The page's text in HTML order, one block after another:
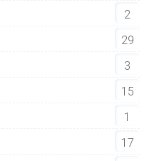
2
29
3
15
1
17